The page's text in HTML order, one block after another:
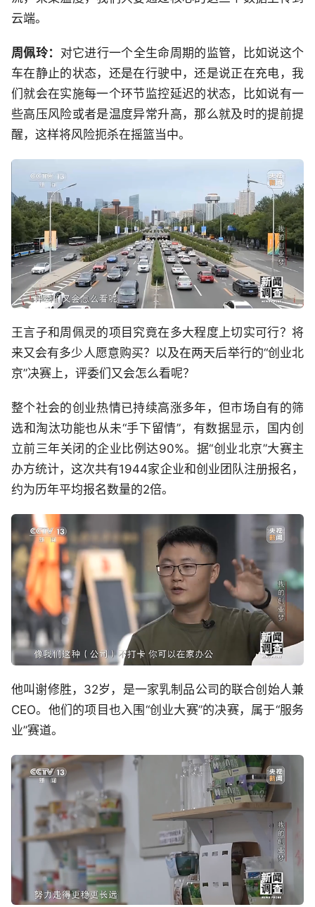
云端。
周佩玲​​​​​​​： 对它进行一个全生命周期的监管，比如说这个
车在静止的状态，还是在行驶中，还是说正在充电，我
们就会在实施每一个环节监控延迟的状态，比如说有一
些高压风险或者是温度异常升高，那么就及时的提前提
醒，这样将风险扼杀在摇篮当中。
王言子和周佩灵的项目究竟在多大程度上切实可行？将
来又会有多少人愿意购买？以及在两天后举行的“创业北
京”决赛上，评委们又会怎么看呢？
整个社会的创业热情已持续高涨多年，但市场自有的筛
选和淘汰功能也从未“手下留情”，有数据显示，国内创
立前三年关闭的企业比例达90%。据“创业北京”大赛主
办方统计，这次共有1944家企业和创业团队注册报名，
约为历年平均报名数量的2倍。
他叫谢修胜，32岁，是一家乳制品公司的联合创始人兼
CEO。他们的项目也入围“创业大赛”的决赛，属于“服务
业”赛道。